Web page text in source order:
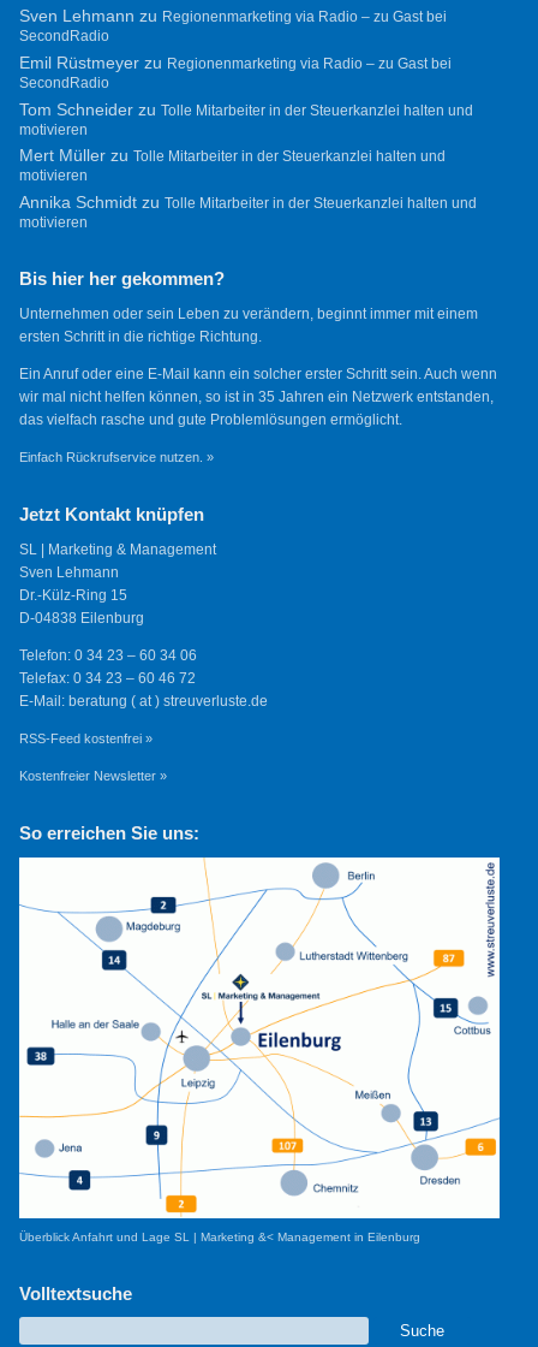
Sven Lehmann zu Regionenmarketing via Radio – zu Gast bei
SecondRadio
Emil Rüstmeyerzu Regionenmarketing via Radio – zu Gast bei
SecondRadio
Tom Schneiderzu Tolle Mitarbeiter in der Steuerkanzlei halten und
motivieren
Mert Müllerzu Tolle Mitarbeiter in der Steuerkanzlei halten und
motivieren
Annika Schmidtzu Tolle Mitarbeiter in der Steuerkanzlei halten und
motivieren
Bis hier her gekommen?
Unternehmen oder sein Leben zu verändern, beginnt immer mit einem
ersten Schritt in die richtige Richtung.
Ein Anruf oder eine E-Mail kann ein solcher erster Schritt sein. Auch wenn
wir mal nicht helfen können, so ist in 35 Jahren ein Netzwerk entstanden,
das vielfach rasche und gute Problemlösungen ermöglicht.
Einfach Rückrufservice nutzen. »
Jetzt Kontakt knüpfen
SL | Marketing & Management
Sven Lehmann
Dr.-Külz-Ring 15
D-04838 Eilenburg
Telefon: 0 34 23 – 60 34 06
Telefax: 0 34 23 – 60 46 72
E-Mail: beratung ( at ) streuverluste.de
RSS-Feed kostenfrei »
Kostenfreier Newsletter »
So erreichen Sie uns:
Überblick Anfahrt und Lage SL | Marketing &< Management in Eilenburg
Volltextsuche